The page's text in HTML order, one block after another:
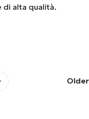
di alta qualità.
Older